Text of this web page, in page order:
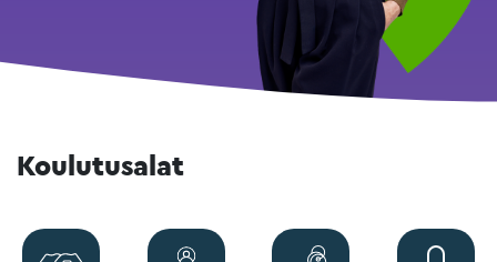
Koulutusalat